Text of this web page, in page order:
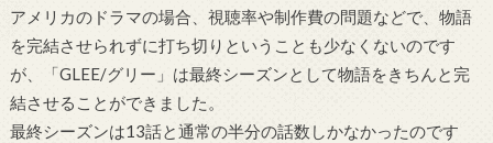
アメリカのドラマの場合、視聴率や制作費の問題などで、物語
を完結させられずに打ち切りということも少なくないのです
が、「GLEE/グリー」は最終シーズンとして物語をきちんと完
結させることができました。
最終シーズンは13話と通常の半分の話数しかなかったのです